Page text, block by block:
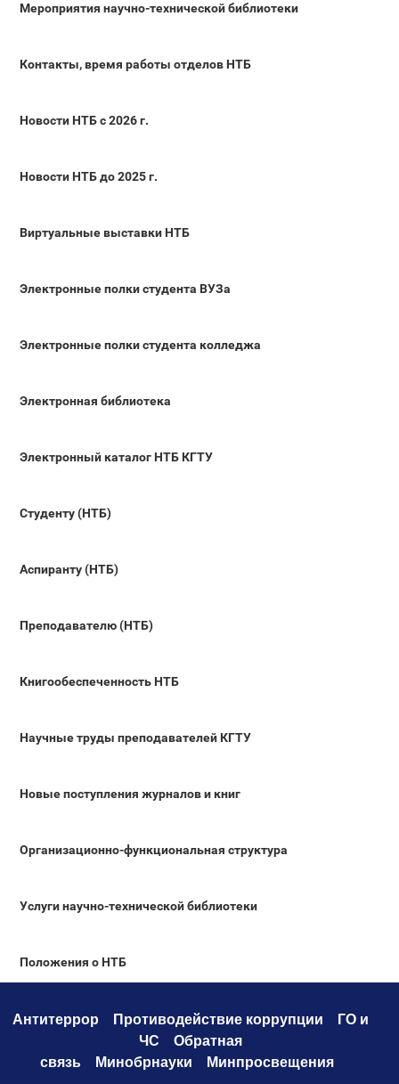
Мероприятия научно-технической библиотеки
Контакты, время работы отделов НТБ
Новости НТБ с 2026 г.
Новости НТБ до 2025 г.
Виртуальные выставки НТБ
Электронные полки студента ВУЗа
Электронные полки студента колледжа
Электронная библиотека
Электронный каталог НТБ КГТУ
Студенту (НТБ)
Аспиранту (НТБ)
Преподавателю (НТБ)
Книгообеспеченность НТБ
Научные труды преподавателей КГТУ
Новые поступления журналов и книг
Организационно-функциональная структура
Услуги научно-технической библиотеки
Положения о НТБ
Антитеррор Противодействие коррупции
ГО и
ЧС
Обратная
связь
Минобрнауки Минпросвещения